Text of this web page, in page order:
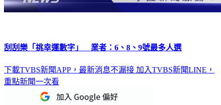
刮刮樂「挑幸運數字」 業者：6、8、9號最多人選
下載TVBS新聞APP，最新消息不漏接 加入TVBS新聞LINE，
重點新聞一次看